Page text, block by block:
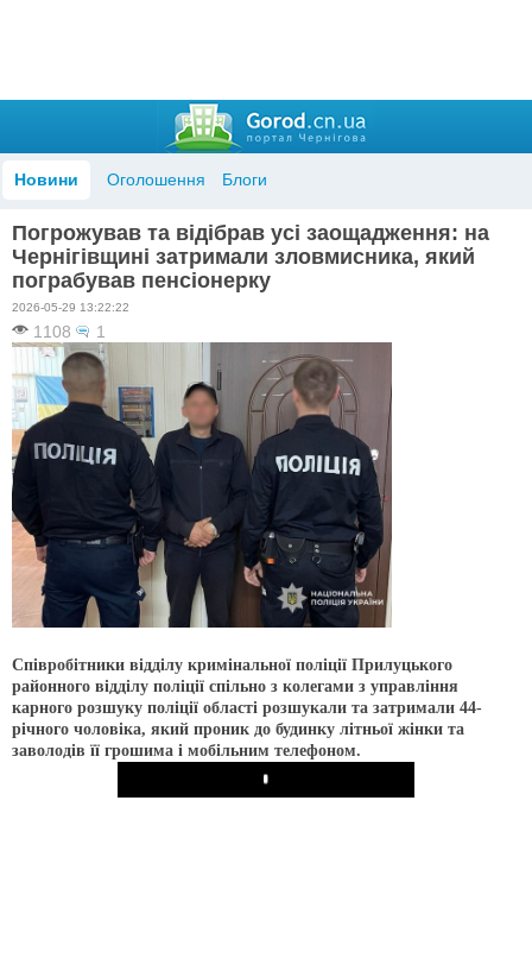
Новини Оголошення Блоги
Погрожував та відібрав усі заощадження: на
Чернігівщині затримали зловмисника, який
пограбував пенсіонерку
2026-05-29 13:22:22
1108 1
Співробітники відділу кримінальної поліції Прилуцького
районного відділу поліції спільно з колегами з управління
карного розшуку поліції області розшукали та затримали 44-
річного чоловіка, який проник до будинку літньої жінки та
заволодів її грошима і мобільним телефоном.
Play